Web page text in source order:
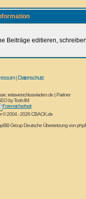
Beiträge editieren,
| Datenschutz
reissverschluss-laden.de|Partner
byTosh:IM
© 2004 - 2026CBACK.de
Group Deutsche Übersetzung von